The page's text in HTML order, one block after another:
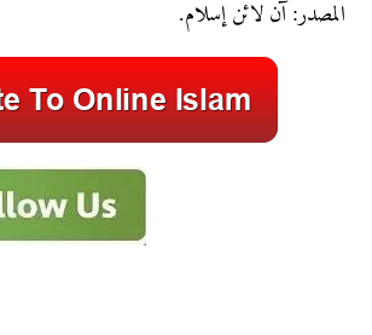
المصدر: آن لائن إسلام.